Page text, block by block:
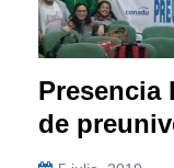
Presencia
de